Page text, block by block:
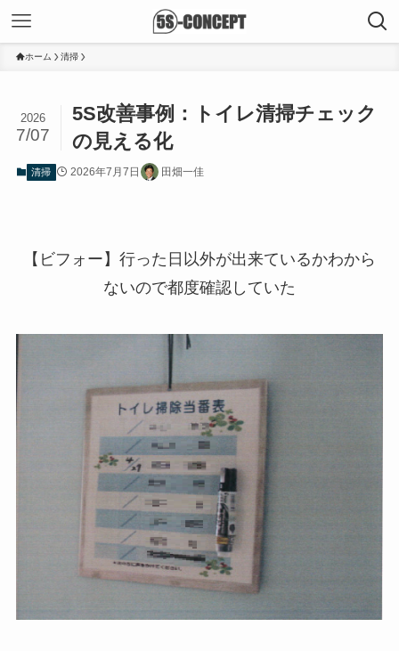
ホーム 清掃
5S改善事例：トイレ清掃チェック
の見える化
2026
7/07
清掃 2026年7月7日 田畑一佳
【ビフォー】行った日以外が出来ているかわから
ないので都度確認していた